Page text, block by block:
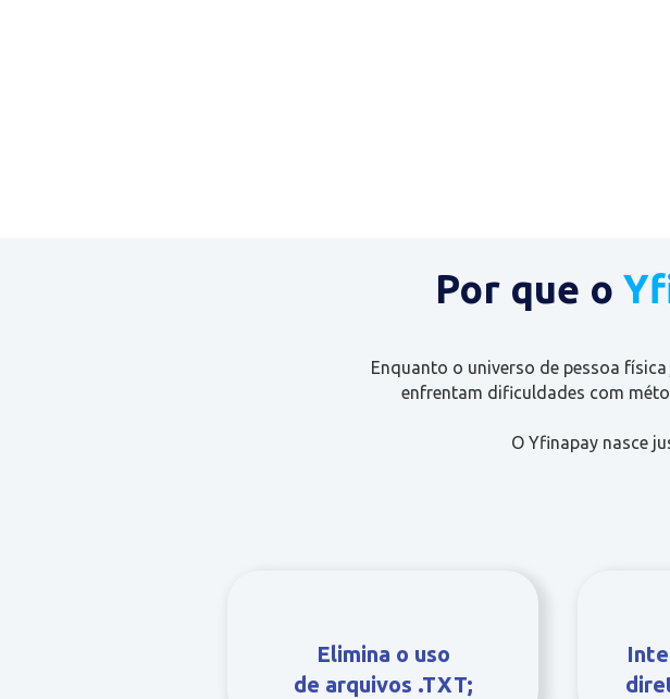
Por que o
Enquanto o universo de pessoa
enfrentam dificuldades com
O Yfinapay nasce
Elimina o uso
de arquivos .TXT;